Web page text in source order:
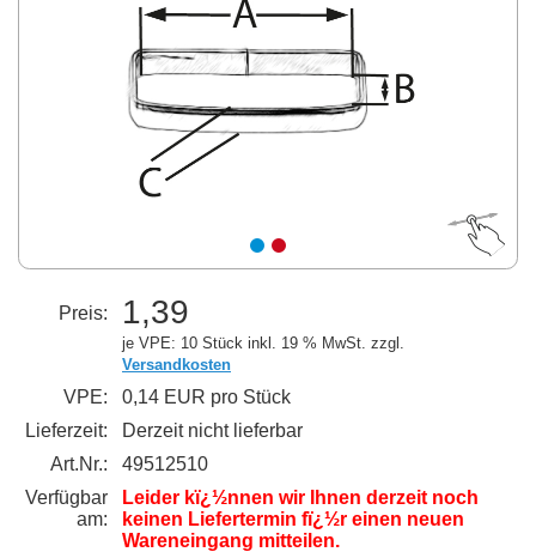
Preis: 1,39
je VPE: 10 Stück inkl. 19 % MwSt. zzgl.
Versandkosten
VPE:
0,14 EUR pro Stück
Lieferzeit:
Derzeit nicht lieferbar
Art.Nr.:
49512510
Verfügbar
am:
Leider kï¿½nnen wir Ihnen derzeit noch
keinen Liefertermin fï¿½r einen neuen
Wareneingang mitteilen.